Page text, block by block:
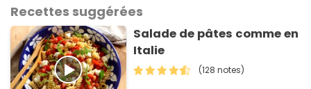
Recettes suggérées
Salade de pâtes comme en
Italie
(128 notes)